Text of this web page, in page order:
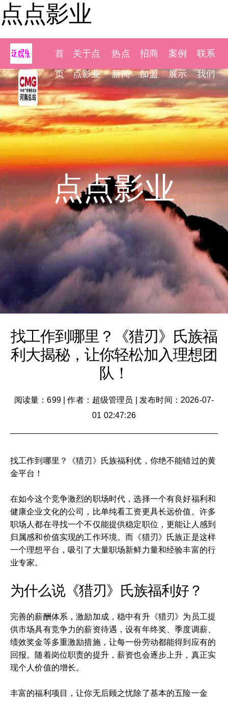
点点影业
首
页
关于点
点影业
热点
新闻
招商
加盟
案例
展示
联系
我们
点点影业
找工作到哪里？《猎刃》氏族福
利大揭秘，让你轻松加入理想团
队！
阅读量：699|作者：超级管理员
发布时间：2026-07-
01 02:47:26
找工作到哪里？《猎刃》氏族福利优，你绝不能错过的黄
金平台！
在如今这个竞争激烈的职场时代，选择一个有良好福利和
健康企业文化的公司，比单纯看工资更具长远价值。许多
职场人都在寻找一个不仅能提供稳定职位，更能让人感到
归属感和价值实现的工作环境。而《猎刃》氏族正是这样
一个理想平台，吸引了大量职场新鲜力量和经验丰富的行
业专家。
为什么说《猎刃》氏族福利好？
完善的薪酬体系，激励加成，稳中有升《猎刃》为员工提
供市场具有竞争力的薪资待遇，设有年终奖、季度调薪、
绩效奖金等多重激励措施，让每一份劳动都能得到应有的
回报。随着岗位职责的提升，薪资也会逐步上升，真正实
现个人价值的增长。
丰富的福利项目，让你无后顾之忧除了基本的五险一金